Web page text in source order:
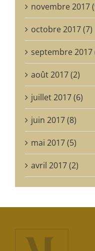
novembre 2017
octobre 2017 (7)
septembre 2017
août 2017 (2)
juillet 2017 (6)
juin 2017 (8)
mai 2017 (5)
avril 2017 (2)